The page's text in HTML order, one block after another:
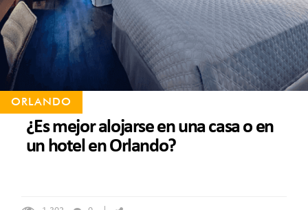
ORLANDO
¿Es mejor alojarse en una casa o en
un hotel en Orlando?